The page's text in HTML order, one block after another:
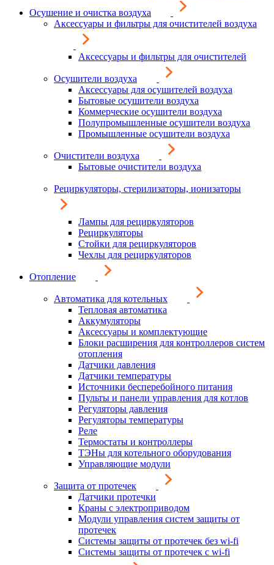
Осушение и очистка воздуха
Аксессуары и фильтры для очистителей воздуха
Аксессуары и фильтры для очистителей
Осушители воздуха
Аксессуары для осушителей воздуха
Бытовые осушители воздуха
Коммерческие осушители воздуха
Полупромышленные осушители воздуха
Промышленные осушители воздуха
Очистители воздуха
Бытовые очистители воздуха
Рециркуляторы, стерилизаторы, ионизаторы
Лампы для рециркуляторов
Рециркуляторы
Стойки для рециркуляторов
Чехлы для рециркуляторов
Отопление
Автоматика для котельных
Тепловая автоматика
Аккумуляторы
Аксессуары и комплектующие
Блоки расширения для контроллеров систем
отопления
Датчики давления
Датчики температуры
Источники бесперебойного питания
Пульты и панели управления для котлов
Регуляторы давления
Регуляторы температуры
Реле
Термостаты и контроллеры
ТЭНы для котельного оборудования
Управляющие модули
Защита от протечек
Датчики протечки
Краны с электроприводом
Модули управления систем защиты от
протечек
Системы защиты от протечек без wi-fi
Системы защиты от протечек с wi-fi